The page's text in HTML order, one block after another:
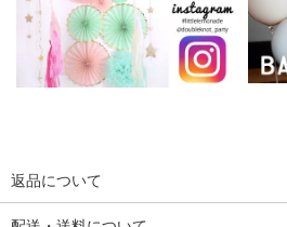
返品について